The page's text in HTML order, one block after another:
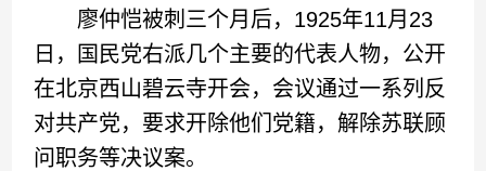
廖仲恺被刺三个月后，1925年11月23
日，国民党右派几个主要的代表人物，公开
在北京西山碧云寺开会，会议通过一系列反
对共产党，要求开除他们党籍，解除苏联顾
问职务等决议案。